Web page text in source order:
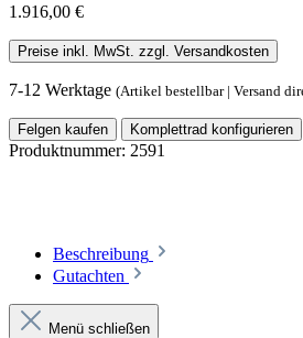
1.916,00 €
Preise inkl. MwSt. zzgl. Versandkosten
7-12 Werktage (Artikel bestellbar | Versand
Felgen kaufen Komplettrad konfigurieren
Produktnummer: 2591
Beschreibung
Gutachten
Menü schließen